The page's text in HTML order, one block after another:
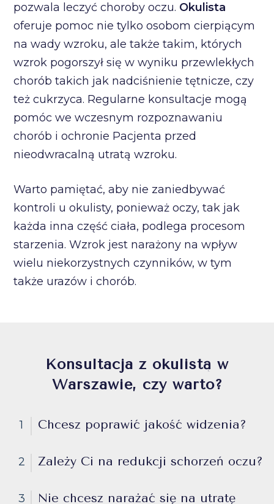
pozwala leczyć choroby oczu. Okulista
oferuje pomoc nie tylko osobom cierpiącym
na wady wzroku, ale także takim, których
wzrok pogorszył się w wyniku przewlekłych
chorób takich jak nadciśnienie tętnicze, czy
też cukrzyca. Regularne konsultacje mogą
pomóc we wczesnym rozpoznawaniu
chorób i ochronie Pacjenta przed
nieodwracalną utratą wzroku.
Warto pamiętać, aby nie zaniedbywać
kontroli u okulisty, ponieważ oczy, tak jak
każda inna część ciała, podlega procesom
starzenia. Wzrok jest narażony na wpływ
wielu niekorzystnych czynników, w tym
także urazów i chorób.
Konsultacja z okulistą w
Warszawie, czy warto?
1 Chcesz poprawić jakość widzenia?
2 Zależy Ci na redukcji schorzeń oczu?
3
Nie chcesz narażać się na utratę